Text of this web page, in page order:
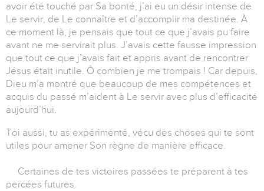
avoir été touché par Sa bonté, j’ai eu un désir intense de
Le servir, de Le connaître et d’accomplir ma destinée. À
ce moment là, je pensais que tout ce que j’avais pu faire
avant ne me servirait plus. J’avais cette fausse impression
que tout ce que j’avais fait et appris avant de rencontrer
Jésus était inutile. Ô combien je me trompais ! Car depuis,
Dieu m’a montré que beaucoup de mes compétences et
acquis du passé m’aident à Le servir avec plus d’efficacité
aujourd’hui.
Toi aussi, tu as expérimenté, vécu des choses qui te sont
utiles pour amener Son règne de manière efficace.
Certaines de tes victoires passées te préparent à tes
percées futures.